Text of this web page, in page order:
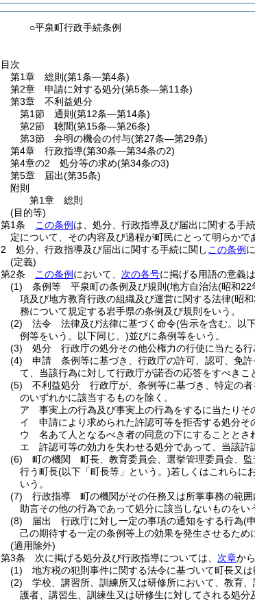
○平泉町行政手続条例
目次
第1章
総則 (第1条―第4条)
第2章
申請に対する処分(第5条―第11条)
第3章
不利益処分
第1節
通則 (第12条―第14条)
第2節
聴聞(第15条―第26条)
第3節
弁明の機会の付与(第27条―第29条)
第4章
行政指導(第30条―第34条の2)
第4章の2
処分等の求め(第34条の3)
第5章
届出(第35条)
附則
第1章
総則
(目的等)
第1条
この条例 は、処分、行政指導及び届出に関する手
定について、その内容及び過程が町民にとって明らかで
2
処分、行政指導及び届出に関する手続に関し この条例
(定義)
第2条
この条例 において、 次の各号に掲げる用語の意義は
(1)
条例等 平泉町の条例及び規則 (地方自治法(昭和22
項及び地方教育行政の組織及び運営に関する法律(昭
務について規定する岩手県の条例及び規則をいう。
(2)
法令 法律及び法律に基づく命令(告示を含む。以
例等をいう。以下同じ。)並びに条例等をいう。
(3)
処分 行政庁の処分その他公権力の行使に当たる行
(4)
申請 条例等に基づき、行政庁の許可、認可、免
て、当該行為に対して行政庁が諾否の応答をすべきこ
(5)
不利益処分 行政庁が、条例等に基づき、特定の者
のいずれかに該当するものを除く。
ア
事実上の行為及び事実上の行為をするに当たり
イ
申請により求められた許認可等を拒否する処分
ウ
名あて人となるべき者の同意の下にすることとさ
エ
許認可等の効力を失わせる処分であって、当該
(6)
町の機関 町長、教育委員会、選挙管理委員会、
行う町長(以下「町長等」という。)若しくはこれらに
いう。
(7)
行政指導 町の機関がその任務又は所掌事務の範囲
助言その他の行為であって処分に該当しないものをい
(8)
届出 行政庁に対し一定の事項の通知をする行為(
己の期待する一定の条例等上の効果を発生させるた
(適用除外)
第3条
次に掲げる処分及び行政指導については、 次章から
(1)
地方税の犯則事件に関する法令に基づいて町長又
(2)
学校、講習所、訓練所又は研修所において、教育
護者、講習生、訓練生又は研修生に対してされる処分